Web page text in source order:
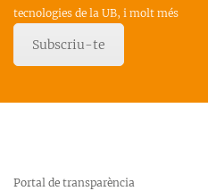
tecnologies de la UB, i molt més
Subscriu-te
Portal de transparència